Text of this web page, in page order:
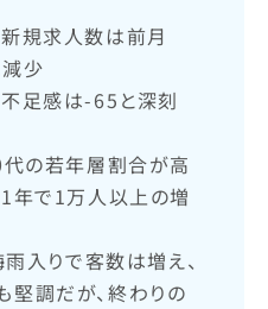
規求人数は前月
少
足感は-65と深刻
の若年層割合が高
年で1万人以上の増
入りで客数は増え、
調だが、終わりの